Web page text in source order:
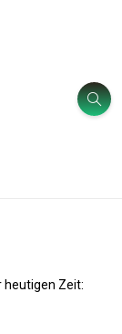
heutigen Zeit: